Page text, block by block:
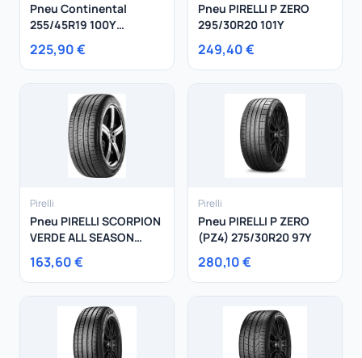
Pneu Continental
255/45R19 100Y
ContiSportContact 3
Porsche
225,90 €
Pneu PIRELLI P ZERO
295/30R20 101Y
249,40 €
Pirelli
Pneu PIRELLI SCORPION
VERDE ALL SEASON
235/65R17 108V
163,60 €
Pirelli
Pneu PIRELLI P ZERO
(PZ4) 275/30R20 97Y
280,10 €